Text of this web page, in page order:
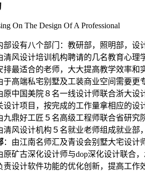
On The Design Of A Professional
部设有八个部门：教研部，照明部，设
清风设计培训机构聘请的几名教育心
排最适合的老师，大大提高教学效率和
于高端私宅别墅及工装商业空间需要更
原中国美院８名一线设计师联合浙大
设计项目，按完成的工作量拿相应的设
九鼎好工匠５名高级工程师联合省研究
清风设计机构５名就业老师组成就业部
：由江南名师汇及青设会别墅大宅设计
原矿古深化设计师与dop深化设计联合
责设计软件功能的优化创新，提高工作